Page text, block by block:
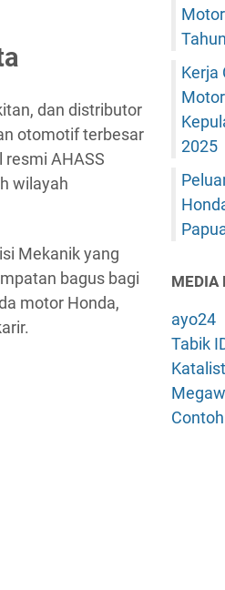
dan distributor
otomotif terbesar
AHASS
wilayah
Mekanik yang
bagus bagi
motor Honda,
Kerja
2025
MEDIA
ayo24
Tabik